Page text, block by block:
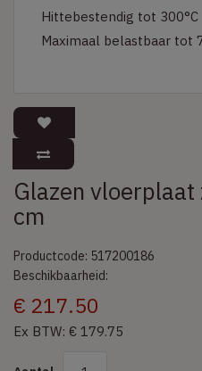
Hittebestendig tot 300°C
Maximaal belastbaar tot
Glazen
cm
Productcode: 517200186
Beschikbaarheid:
€ 217.50
Ex BTW: € 179.75